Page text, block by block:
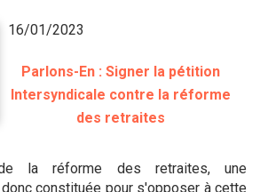
16/01/2023
Parlons-En : Signer la pétition
Intersyndicale contre la réforme
des retraites
la réforme des retraites, une
constituée pour s'opposer à cette